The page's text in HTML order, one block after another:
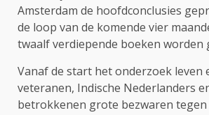
Amsterdam de hoofdconclusies
de loop van de komende vier
twaalf verdiepende boeken worden
Vanaf de start het onderzoek leven
veteranen, Indische Nederlanders
betrokkenen grote bezwaren tegen